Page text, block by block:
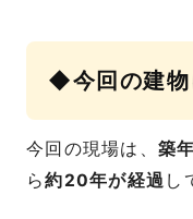
◆今回の建物
今回の現場は、 築
ら約20年が経過 し